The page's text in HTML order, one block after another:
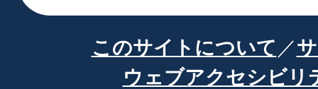
このサイトについて
ウェブアクセシビリ